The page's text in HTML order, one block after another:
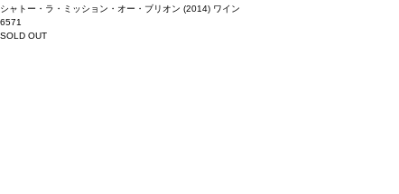
シャトー・ラ・ミッション・オー・ブリオン (2014) ワイン
6571
SOLD OUT